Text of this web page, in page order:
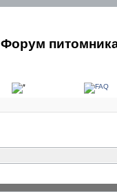
Форум